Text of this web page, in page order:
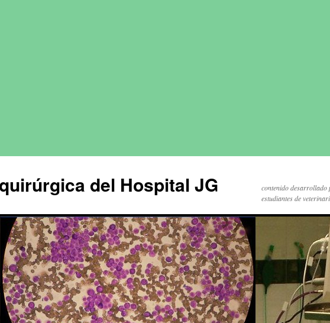
del Hospital JG
contenido desarrollado
estudiantes de